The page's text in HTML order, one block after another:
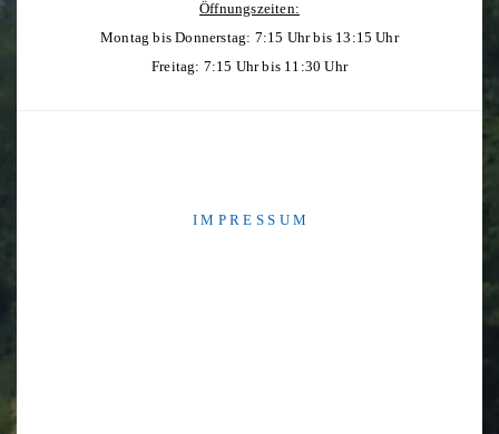
Öffnungszeiten:
Montag bis Donnerstag: 7:15 Uhr bis 13:15 Uhr
Freitag: 7:15 Uhr bis 11:30 Uhr
I M P R E S S U M